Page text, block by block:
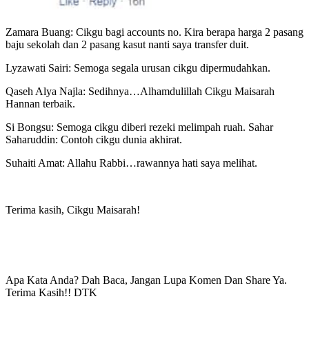
Zamara Buang: Cikgu bagi accounts no. Kira berapa harga 2 pasang
baju sekolah dan 2 pasang kasut nanti saya transfer duit.
Lyzawati Sairi: Semoga segala urusan cikgu dipermudahkan.
Qaseh Alya Najla: Sedihnya…Alhamdulillah Cikgu Maisarah
Hannan terbaik.
Si Bongsu: Semoga cikgu diberi rezeki melimpah ruah. Sahar
Saharuddin: Contoh cikgu dunia akhirat.
Suhaiti Amat: Allahu Rabbi…rawannya hati saya melihat.
Terima kasih, Cikgu Maisarah!
Apa Kata Anda? Dah Baca, Jangan Lupa Komen Dan Share Ya.
Terima Kasih!! DTK